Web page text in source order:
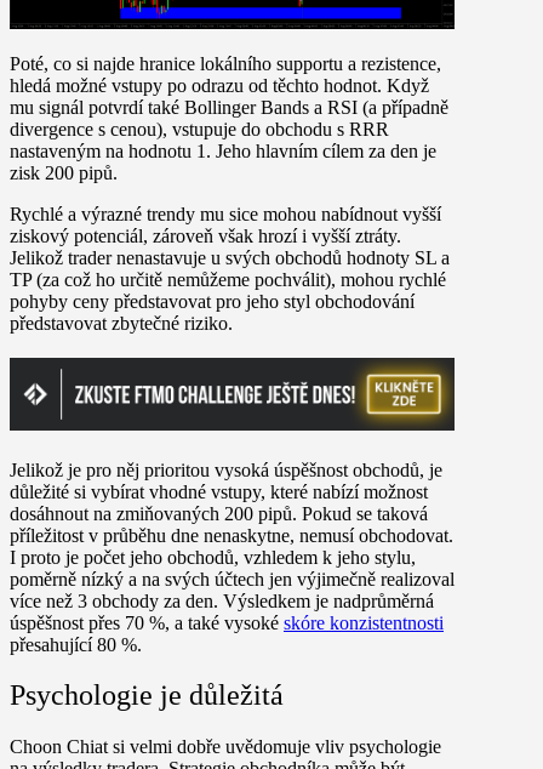
Poté, co si najde hranice lokálního supportu a rezistence,
hledá možné vstupy po odrazu od těchto hodnot. Když
mu signál potvrdí také Bollinger Bands a RSI (a případně
divergence s cenou), vstupuje do obchodu s RRR
nastaveným na hodnotu 1. Jeho hlavním cílem za den je
zisk 200 pipů.
Rychlé a výrazné trendy mu sice mohou nabídnout vyšší
ziskový potenciál, zároveň však hrozí i vyšší ztráty.
Jelikož trader nenastavuje u svých obchodů hodnoty SL a
TP (za což ho určitě nemůžeme pochválit), mohou rychlé
pohyby ceny představovat pro jeho styl obchodování
představovat zbytečné riziko.
Jelikož je pro něj prioritou vysoká úspěšnost obchodů, je
důležité si vybírat vhodné vstupy, které nabízí možnost
dosáhnout na zmiňovaných 200 pipů. Pokud se taková
příležitost v průběhu dne nenaskytne, nemusí obchodovat.
I proto je počet jeho obchodů, vzhledem k jeho stylu,
poměrně nízký a na svých účtech jen výjimečně realizoval
více než 3 obchody za den. Výsledkem je nadprůměrná
úspěšnost přes 70 %, a také vysoké skóre konzistentnosti
přesahující 80 %.
Psychologie je důležitá
Choon Chiat si velmi dobře uvědomuje vliv psychologie